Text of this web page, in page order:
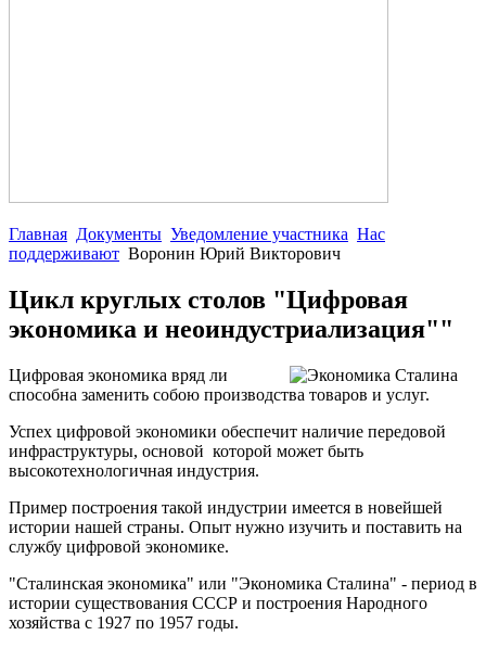
Главная Документы Уведомление участника Нас
поддерживают Воронин Юрий Викторович
Цикл круглых столов "Цифровая
экономика и неоиндустриализация""
Цифровая экономика вряд ли
способна заменить собою производства товаров и услуг.
Успех цифровой экономики обеспечит наличие передовой
инфраструктуры, основой которой может быть
высокотехнологичная индустрия.
Пример построения такой индустрии имеется в новейшей
истории нашей страны. Опыт нужно изучить и поставить на
службу цифровой экономике.
"Сталинская экономика" или "Экономика Сталина" - период в
истории существования СССР и построения Народного
хозяйства с 1927 по 1957 годы.